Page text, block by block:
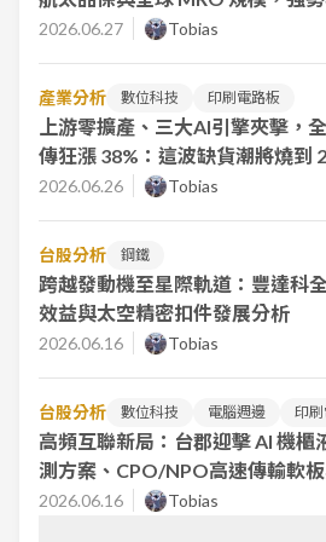
『大量、長單』核心溢價
2026.06.27 Tobias
產業分析 數位科技 印刷電路板
上游零擴產、三大AI引擎夾擊，
傳狂漲 38%：這波缺貨潮將燒到
2026.06.26 Tobias
台股分析 鋼鐵
跨越發動機至星際軌道：豐達科
效益與太空精密扣件發展分析
2026.06.16 Tobias
台股分析 數位科技 電腦週邊 印
高頻互聯新局：台郡迎擊 AI 機櫃
測方案、CPO/NPO高速傳輸軟
疊的三大戰略布局
2026.06.16 Tobias